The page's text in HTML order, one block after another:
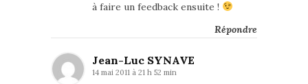
à faire un feedback ensuite !
Répondre
Jean-Luc SYNAVE
14 mai 2011 à 21 h 52 min